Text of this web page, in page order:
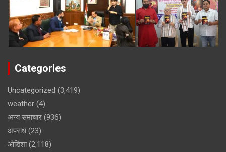
Categories
Uncategorized (3,419)
weather (4)
अन्य समाचार (936)
अपराध (23)
ओडिशा(2,118)